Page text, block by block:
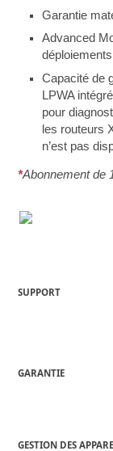
Garantie
Advanced
Capacité de
LPWA
pour
les routeurs
n’est pas
*Abonnement de
SUPPORT
GARANTIE
GESTION DES